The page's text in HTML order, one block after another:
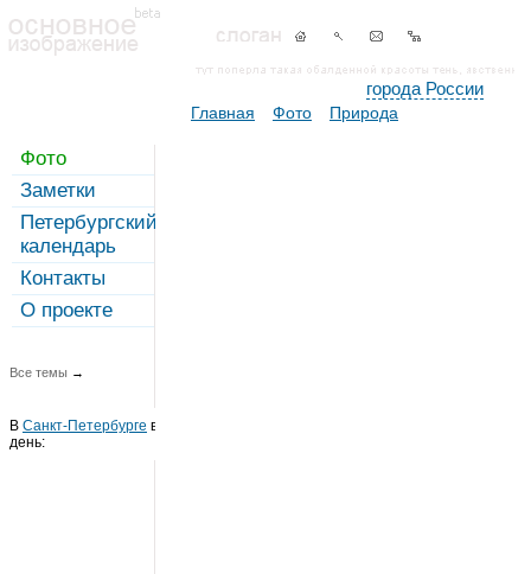
города России
Фото
Заметки
Петербургский
календарь
Контакты
О проекте
Все темы →
В Санкт-Петербурге в этот
день:
Главная Фото Природа